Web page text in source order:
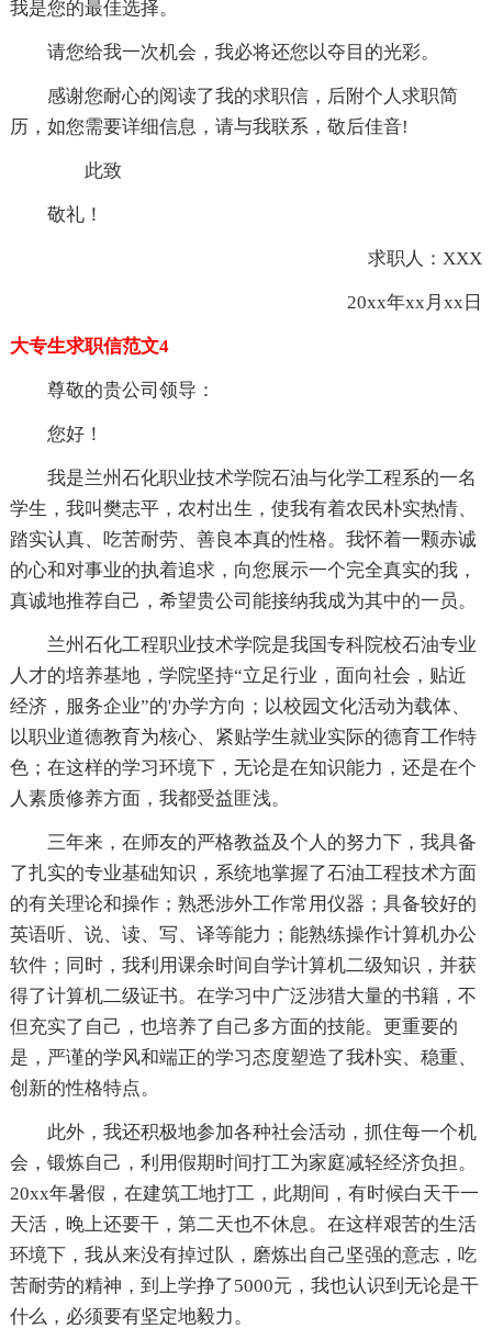
我是您的最佳选择。
请您给我一次机会，我必将还您以夺目的光彩。
感谢您耐心的阅读了我的求职信，后附个人求职简
历，如您需要详细信息，请与我联系，敬后佳音!
此致
敬礼！
求职人：XXX
20xx年xx月xx日
大专生求职信范文4
尊敬的贵公司领导：
您好！
我是兰州石化职业技术学院石油与化学工程系的一名
学生，我叫樊志平，农村出生，使我有着农民朴实热情、
踏实认真、吃苦耐劳、善良本真的性格。我怀着一颗赤诚
的心和对事业的执着追求，向您展示一个完全真实的我，
真诚地推荐自己，希望贵公司能接纳我成为其中的一员。
兰州石化工程职业技术学院是我国专科院校石油专业
人才的培养基地，学院坚持“立足行业，面向社会，贴近
经济，服务企业”的'办学方向；以校园文化活动为载体、
以职业道德教育为核心、紧贴学生就业实际的德育工作特
色；在这样的学习环境下，无论是在知识能力，还是在个
人素质修养方面，我都受益匪浅。
三年来，在师友的严格教益及个人的努力下，我具备
了扎实的专业基础知识，系统地掌握了石油工程技术方面
的有关理论和操作；熟悉涉外工作常用仪器；具备较好的
英语听、说、读、写、译等能力；能熟练操作计算机办公
软件；同时，我利用课余时间自学计算机二级知识，并获
得了计算机二级证书。在学习中广泛涉猎大量的书籍，不
但充实了自己，也培养了自己多方面的技能。更重要的
是，严谨的学风和端正的学习态度塑造了我朴实、稳重、
创新的性格特点。
此外，我还积极地参加各种社会活动，抓住每一个机
会，锻炼自己，利用假期时间打工为家庭减轻经济负担。
20xx年暑假，在建筑工地打工，此期间，有时候白天干一
天活，晚上还要干，第二天也不休息。在这样艰苦的生活
环境下，我从来没有掉过队，磨炼出自己坚强的意志，吃
苦耐劳的精神，到上学挣了5000元，我也认识到无论是干
什么，必须要有坚定地毅力。